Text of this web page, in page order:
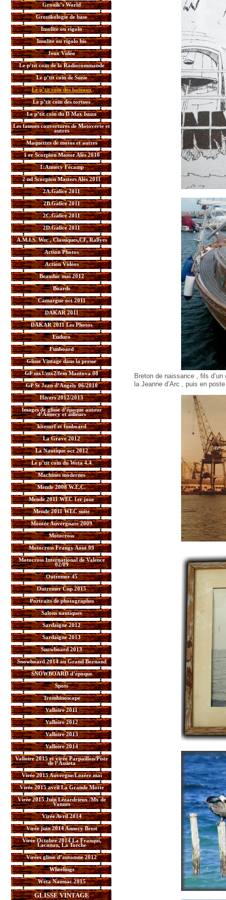
Grouik’s World
Grouikologie de base
Insolite ou rigolo
Insolite ou rigolo bis
Jeux Vidéo
Le p’tit coin de la Radiocommande
Le p’tit coin de Suzie
Le p’tit coin des bateaux
Le p’tit coin des tortues
Le p’tit coin du D Max Isuzu
Les fausses couvertures de Motoverte et
autres
Maquettes de motos et autres
1 er Scorpion Master Alès 2010
1:Annecy Fécamp
2 nd Scorpion Masters Alès 2011
2A.Galice 2011
2B.Galice 2011
2C.Galice 2011
2D.Galice 2011
A.M.I.S. Wec , Classiques,CF, Rallyes
Action Photos
Action Vidéos
Beauduc mai 2012
Boards
Camargue oct 2011
DAKAR 2011
DAKAR 2011 Les Photos
Enduro
Funboard
Glisse Vintage dans la presse
GP mx1/mx2/fem Mantova 08
GP St Jean d’Angély 06/2010
Hivers 2012/2013
Images de glisse d’époque autour
d’Annecy et ailleurs
kitesurf et funboard
La Grave 2012
La Nautique oct 2012
Le p’tit coin du Weta 4.4
Machines modernes
Mende 2008 W.E.C.
Mende 2011 WEC 1er jour
Mende 2011 WEC suite
Montée Auvergnate 2009
Motocross
Motocross Frangy Aout 09
Motocross International de Valence
02/09
Outremer 45
Outremer Cup 2015
Portraits de photographes
Salons nautiques
Sardaigne 2012
Sardaigne 2013
Snowboard 2013
Snowboard 2014 au Grand Bornand
SNOWBOARD d’époque
Spots
Trombinoscope
Valloire 2011
Valloire 2012
Valloire 2013
Valloire 2014
Valloire 2015 et virée Parpaillon/Piste
de l’Assieta
Virée 2015 Auvergne/Lozère mai
Virée 2015 avril La Grande Motte
Virée 2015 Juin Lézardrieux /Mx de
Vannes
Virée Avril 2014
Virée juin 2014 Annecy Brest
Virée Octobre 2014 La Franqui,
Lacanau, La Torche
Virées glisse d’automne 2012
Wheelings
Wéta Naussac 2015
GLISSE VINTAGE
Breton de naissance , fils
la Jeanne d’Arc , puis en